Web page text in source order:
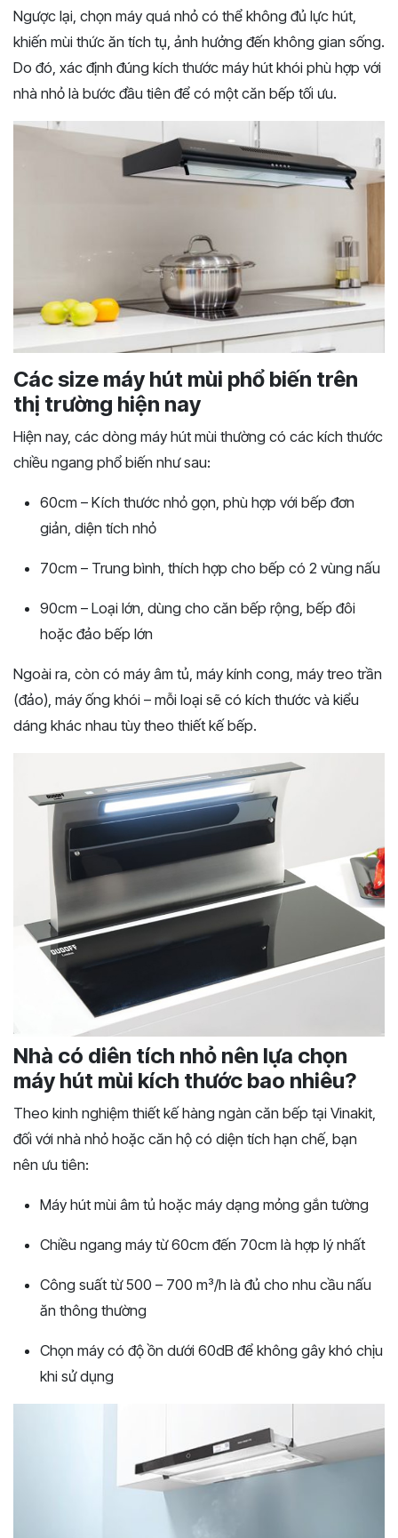
Ngược lại, chọn máy quá nhỏ có thể không đủ lực hút,
khiến mùi thức ăn tích tụ, ảnh hưởng đến không gian sống.
Do đó, xác định đúng kích thước máy hút khói phù hợp với
nhà nhỏ là bước đầu tiên để có một căn bếp tối ưu.
Các size máy hút mùi phổ biến trên
thị trường hiện nay
Hiện nay, các dòng máy hút mùi thường có các kích thước
chiều ngang phổ biến như sau:
60cm – Kích thước nhỏ gọn, phù hợp với bếp đơn
giản, diện tích nhỏ
70cm – Trung bình, thích hợp cho bếp có 2 vùng nấu
90cm – Loại lớn, dùng cho căn bếp rộng, bếp đôi
hoặc đảo bếp lớn
Ngoài ra, còn có máy âm tủ, máy kính cong, máy treo trần
(đảo), máy ống khói – mỗi loại sẽ có kích thước và kiểu
dáng khác nhau tùy theo thiết kế bếp.
Nhà có diên tích nhỏ nên lựa chọn
máy hút mùi kích thước bao nhiêu?
Theo kinh nghiệm thiết kế hàng ngàn căn bếp tại Vinakit,
đối với nhà nhỏ hoặc căn hộ có diện tích hạn chế, bạn
nên ưu tiên:
Máy hút mùi âm tủ hoặc máy dạng mỏng gắn tường
Chiều ngang máy từ 60cm đến 70cm là hợp lý nhất
Công suất từ 500 – 700 m³/h là đủ cho nhu cầu nấu
ăn thông thường
Chọn máy có độ ồn dưới 60dB để không gây khó chịu
khi sử dụng